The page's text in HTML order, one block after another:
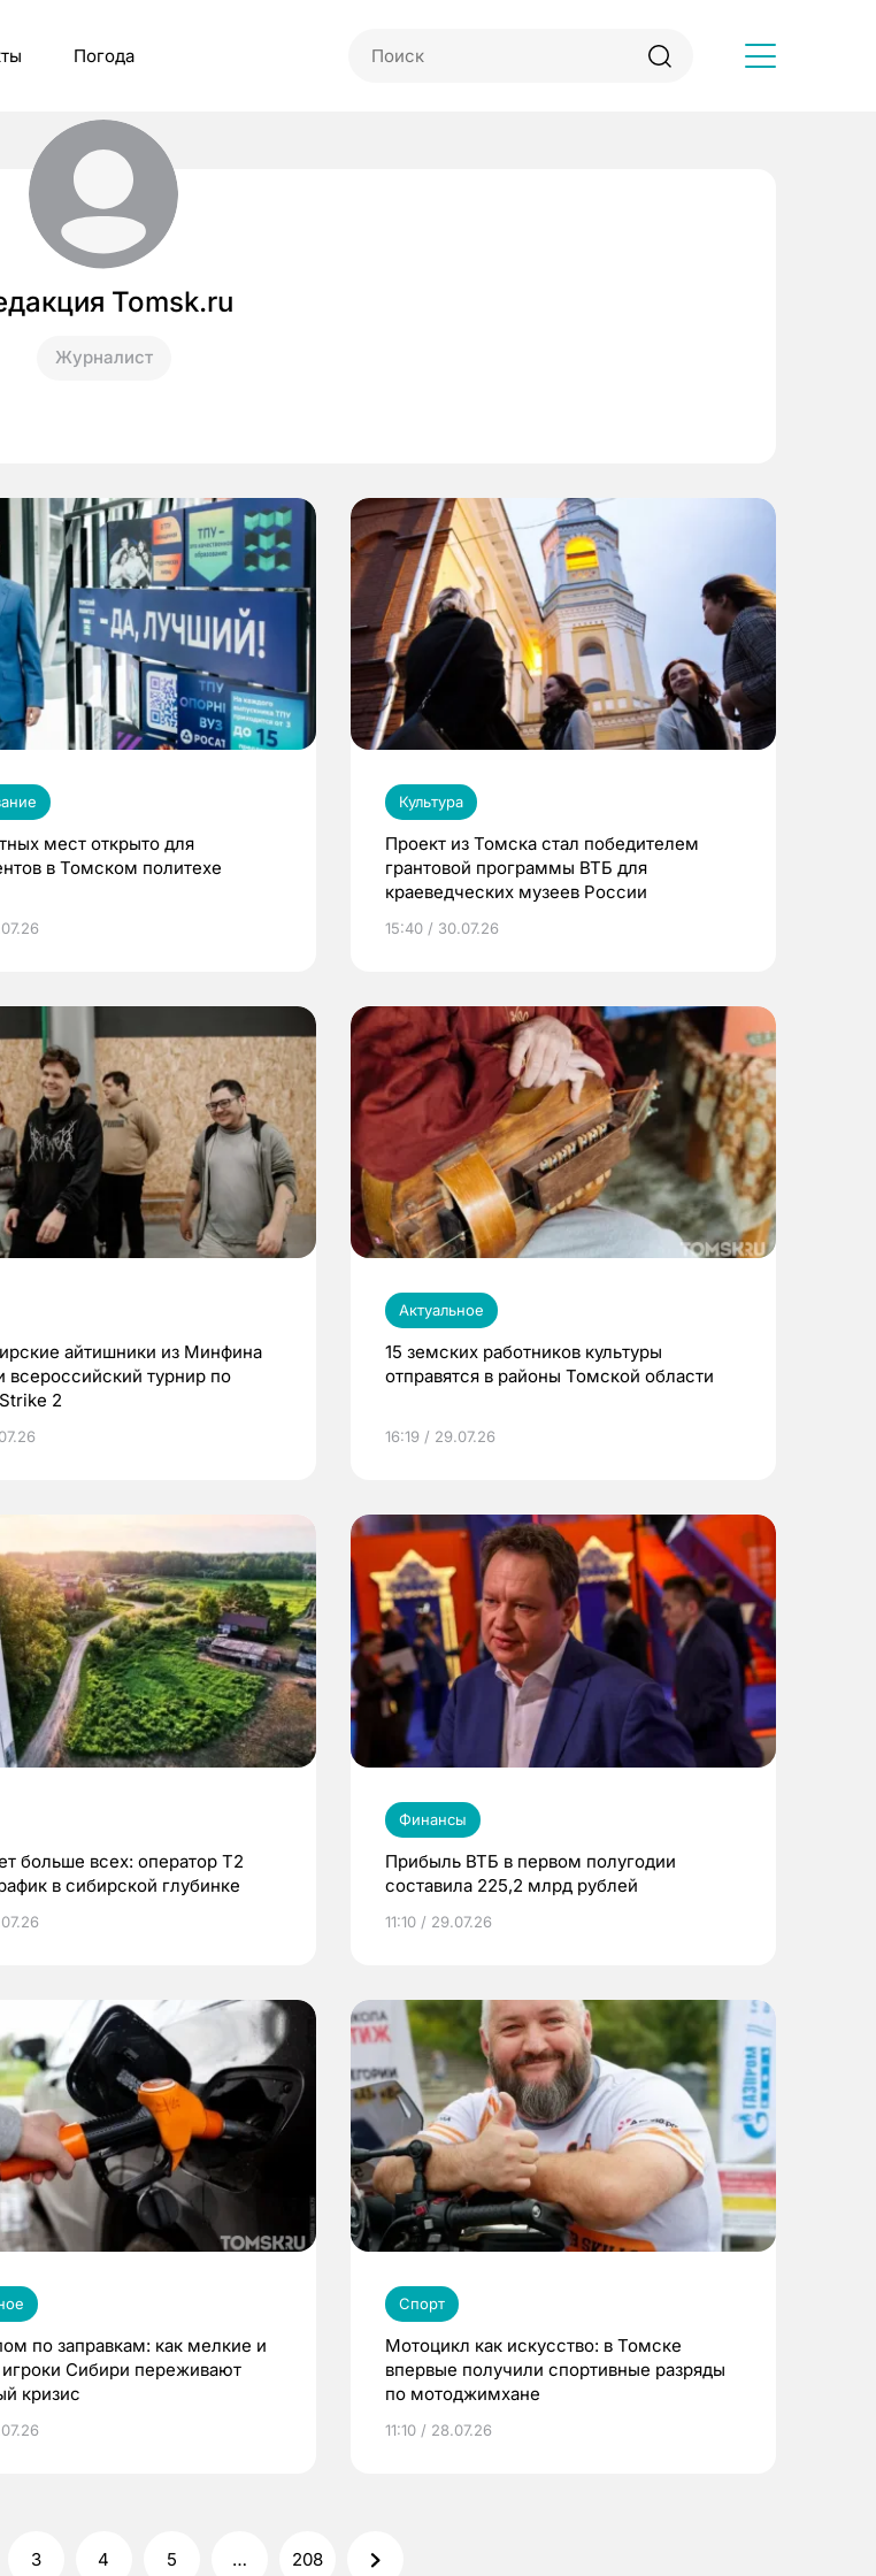
Погода
Tomsk.ru
Журналист
мест открыто для
в Томском политехе
Культура
Проект из Томска стал победителем
грантовой программы ВТБ для
краеведческих музеев России
15:40 / 30.07.26
айтишники из Минфина
всероссийский турнир по
2
Актуальное
15 земских работников культуры
отправятся в районы Томской области
16:19 / 29.07.26
больше всех: оператор Т2
в сибирской глубинке
Финансы
Прибыль ВТБ в первом полугодии
составила 225,2 млрд рублей
11:10 / 29.07.26
по заправкам: как мелкие и
Сибири переживают
кризис
Спорт
Мотоцикл как искусство: в Томске
впервые получили спортивные разряды
по мотоджимхане
11:10 / 28.07.26
3 4 5 … 208